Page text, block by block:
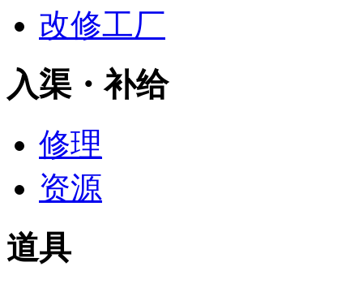
改修工厂
入渠・补给
修理
资源
道具